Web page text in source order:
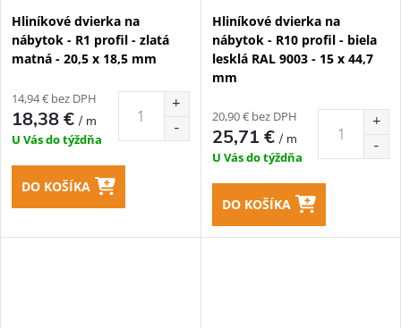
Hliníkové dvierka na
nábytok - R1 profil - zlatá
matná - 20,5 x 18,5 mm
14,94 € bez DPH
18,38 €/ m
U Vás do týždňa
DO KOŠÍKA
Hliníkové dvierka na
nábytok - R10 profil - biela
lesklá RAL 9003 - 15 x 44,7
mm
20,90 € bez DPH
25,71 €/ m
U Vás do týždňa
DO KOŠÍKA